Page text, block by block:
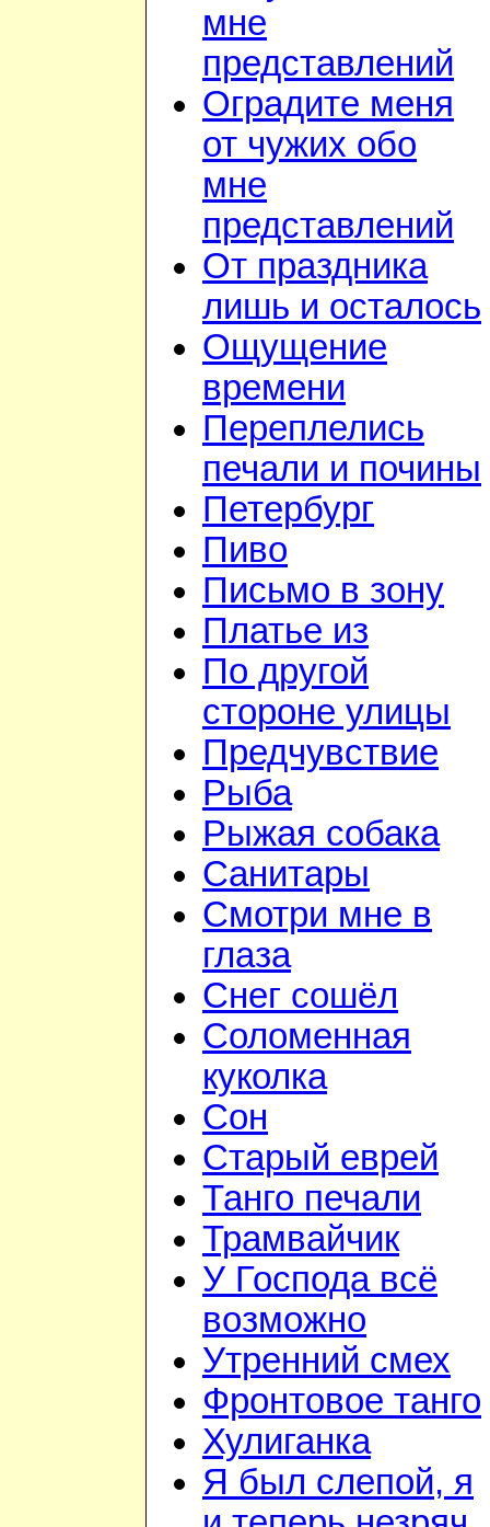
мне
представлений
Оградите меня
от чужих обо
мне
представлений
От праздника
лишь и осталось
Ощущение
времени
Переплелись
печали и почины
Петербург
Пиво
Письмо в зону
Платье из
По другой
стороне улицы
Предчувствие
Рыба
Рыжая собака
Санитары
Смотри мне в
глаза
Снег сошёл
Соломенная
куколка
Сон
Старый еврей
Танго печали
Трамвайчик
У Господа всё
возможно
Утренний смех
Фронтовое танго
Хулиганка
Я был слепой, я